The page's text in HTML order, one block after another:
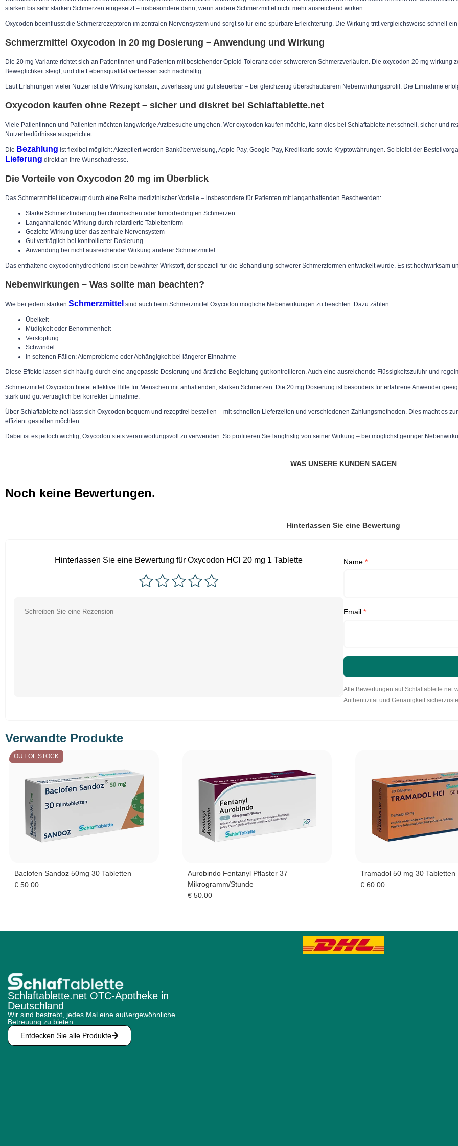
starken bis sehr starken Schmerzen eingesetzt – insbesondere dann, wenn andere Schmerzmittel nicht mehr ausreichend wirken.
Oxycodon beeinflusst die Schmerzrezeptoren im zentralen Nervensystem und sorgt so für eine spürbare Erleichterung. Die Wirkung tritt vergleichsweise schnell
Schmerzmittel Oxycodon in 20 mg Dosierung – Anwendung und Wirkung
Die 20 mg Variante richtet sich an Patientinnen und Patienten mit bestehender Opioid-Toleranz oder schwereren Schmerzverläufen. Die oxycodon 20 mg
Beweglichkeit steigt, und die Lebensqualität verbessert sich nachhaltig.
Laut Erfahrungen vieler Nutzer ist die Wirkung konstant, zuverlässig und gut steuerbar – bei gleichzeitig überschaubarem Nebenwirkungsprofil. Die Einnahme
Oxycodon kaufen ohne Rezept – sicher und diskret bei Schlaftablette.net
Viele Patientinnen und Patienten möchten langwierige Arztbesuche umgehen. Wer oxycodon kaufen möchte, kann dies bei Schlaftablette.net schnell, sicher und
Nutzerbedürfnisse ausgerichtet.
Die Bezahlung ist flexibel möglich: Akzeptiert werden Banküberweisung, Apple Pay, Google Pay, Kreditkarte sowie Kryptowährungen. So bleibt der
Lieferung direkt an Ihre Wunschadresse.
Die Vorteile von Oxycodon 20 mg im Überblick
Das Schmerzmittel überzeugt durch eine Reihe medizinischer Vorteile – insbesondere für Patienten mit langanhaltenden Beschwerden:
Starke Schmerzlinderung bei chronischen oder tumorbedingten Schmerzen
Langanhaltende Wirkung durch retardierte Tablettenform
Gezielte Wirkung über das zentrale Nervensystem
Gut verträglich bei kontrollierter Dosierung
Anwendung bei nicht ausreichender Wirkung anderer Schmerzmittel
Das enthaltene oxycodonhydrochlorid ist ein bewährter Wirkstoff, der speziell für die Behandlung schwerer Schmerzformen entwickelt wurde. Es ist hochwirksam
Nebenwirkungen – Was sollte man beachten?
Wie bei jedem starken Schmerzmittel sind auch beim Schmerzmittel Oxycodon mögliche Nebenwirkungen zu beachten. Dazu zählen:
Übelkeit
Müdigkeit oder Benommenheit
Verstopfung
Schwindel
In seltenen Fällen: Atemprobleme oder Abhängigkeit bei längerer Einnahme
Diese Effekte lassen sich häufig durch eine angepasste Dosierung und ärztliche Begleitung gut kontrollieren. Auch eine ausreichende Flüssigkeitszufuhr und
Schmerzmittel Oxycodon bietet effektive Hilfe für Menschen mit anhaltenden, starken Schmerzen. Die 20 mg Dosierung ist besonders für erfahrene Anwender
stark und gut verträglich bei korrekter Einnahme.
Über Schlaftablette.net lässt sich Oxycodon bequem und rezeptfrei bestellen – mit schnellen Lieferzeiten und verschiedenen Zahlungsmethoden. Dies macht es
effizient gestalten möchten.
Dabei ist es jedoch wichtig, Oxycodon stets verantwortungsvoll zu verwenden. So profitieren Sie langfristig von seiner Wirkung – bei möglichst geringer
WAS UNSERE KUNDEN SAGEN
Noch keine Bewertungen.
Hinterlassen Sie eine Bewertung
Hinterlassen Sie eine Bewertung für Oxycodon HCl 20 mg 1 Tablette Name *
Email *
Alle Bewertungen auf Schlaftablette.net
Authentizität und Genauigkeit
Verwandte Produkte
OUT OF STOCK
Baclofen Sandoz 50mg 30 Tabletten
€ 50.00
Aurobindo Fentanyl Pflaster 37
Mikrogramm/Stunde
€50.00
Tramadol 50 mg 30 Tabletten
€ 60.00
Schlaftablette.net OTC-Apotheke in
Deutschland
Wir sind bestrebt, jedes Mal eine außergewöhnliche
Betreuung zu bieten.
Entdecken Sie alle Produkte